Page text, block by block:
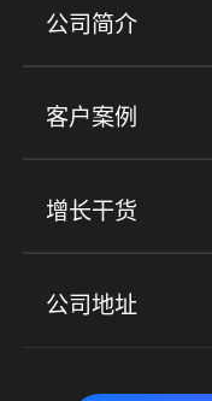
金融行业
心理机构
实时私域带货
产品
小程序商城
社群圈子
公司简介
客户案例
增长干货
公司地址